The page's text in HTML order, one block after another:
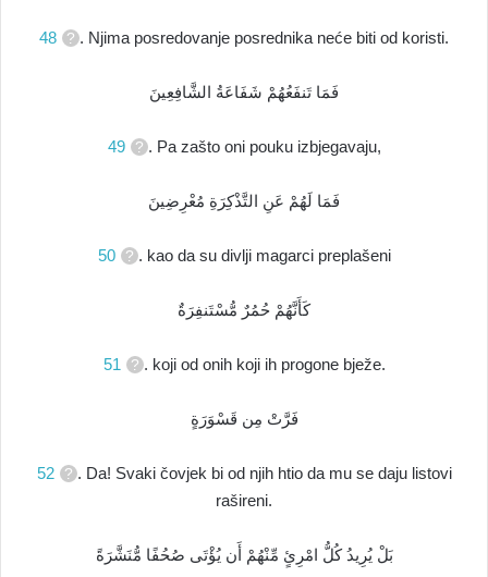
48 . Njima posredovanje posrednika neće biti od koristi.
فَمَا تَنفَعُهُمْ شَفَاعَةُ الشَّافِعِينَ
49 . Pa zašto oni pouku izbjegavaju,
فَمَا لَهُمْ عَنِ التَّذْكِرَةِ مُعْرِضِينَ
50 . kao da su divlji magarci preplašeni
كَأَنَّهُمْ حُمُرٌ مُّسْتَنفِرَةٌ
51 . koji od onih koji ih progone bježe.
فَرَّتْ مِن قَسْوَرَةٍ
52
. Da! Svaki čovjek bi od njih htio da mu se daju listovi
rašireni.
بَلْ يُرِيدُ كُلُّ امْرِئٍ مِّنْهُمْ أَن يُؤْتَى صُحُفًا مُّنَشَّرَةً